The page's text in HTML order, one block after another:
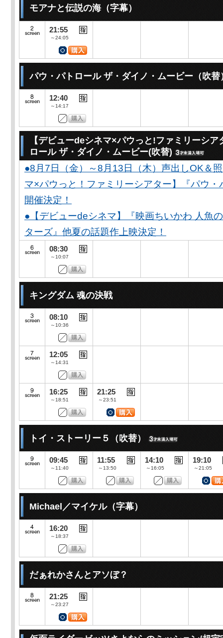
モアナと伝説の海（字幕）
21:55
～24:05
パウ・パトロール ザ・ダイノ・ムービー（吹替
12:40
～14:17
【デビューdeシネマ×パウっと!ファミリーシア
ロール ザ・ダイノ・ムービー(吹替)
●8月7日（金）～8月13日（木）声出しOK＆
マ×パウっと！ファミリーシアター】『パウ
開催決定！
●【デビューdeシネマ】『映画ちいかわ 人魚
ターズ』他夏の話題作上映決定！
08:30
～10:07
キングダム 魂の決戦
08:10
～10:36
12:05
～14:31
16:25
～18:51
21:25
～23:51
トイ・ストーリー５（吹替）
09:45
～11:40
11:55
～13:50
14:10
～16:05
19:10
～21:05
Michael／マイケル（字幕）
16:20
～18:37
だぁれかさんとアソぼ？
21:25
～23:27